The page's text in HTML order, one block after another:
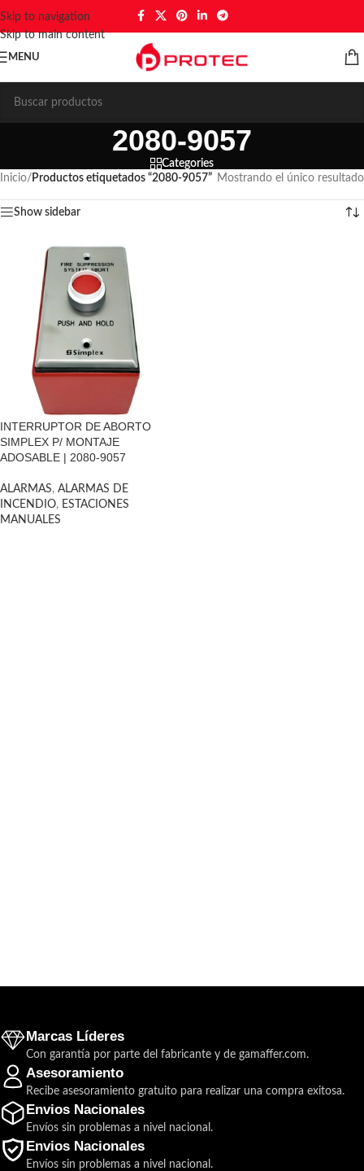
Skip to navigation
Skip to main content
MENU
2080-9057
Categories
Inicio/ Productos etiquetados “2080-9057” Mostrando el único resultado
Show sidebar
INTERRUPTOR DE ABORTO
SIMPLEX P/ MONTAJE
ADOSABLE | 2080-9057
ALARMAS, ALARMAS DE
INCENDIO, ESTACIONES
MANUALES
Marcas Líderes
Con garantía por parte del fabricante y de gamaffer.com.
Asesoramiento
Recibe asesoramiento gratuito para realizar una compra exitosa.
Envios Nacionales
Envíos sin problemas a nivel nacional.
Envios Nacionales
Envíos sin problemas a nivel nacional.